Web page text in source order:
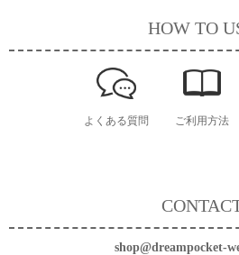
shop@dreampocket-
HOW TO
よくある質問 ご利用方法